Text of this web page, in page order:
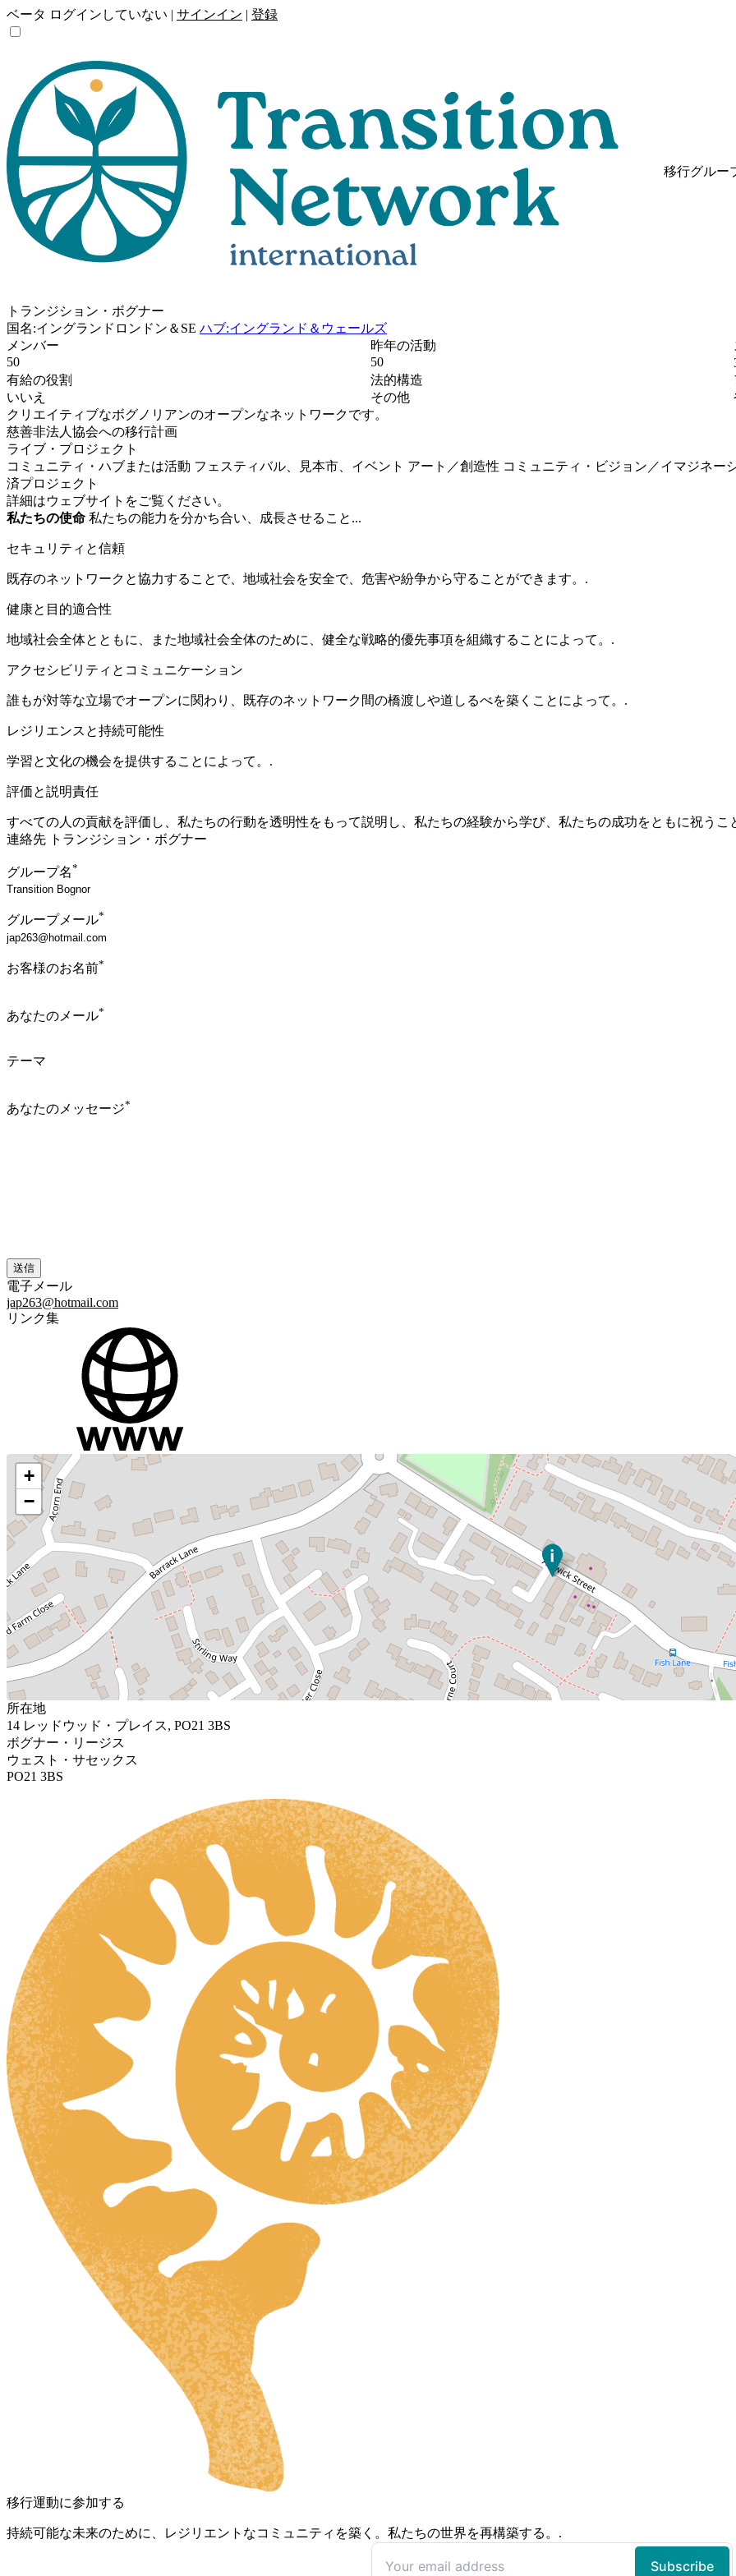
ベータ ログインしていない | サインイン | 登録
移行グルー
トランジション・ボグナー
国名:イングランドロンドン＆SE ハブ:イングランド＆ウェールズ
メンバー
50
昨年の活動
50
有給の役割
いいえ
法的構造
その他
クリエイティブなボグノリアンのオープンなネットワークです。
慈善非法人協会への移行計画
ライブ・プロジェクト
コミュニティ・ハブまたは活動 フェスティバル、見本市、イベント アート／創造性 コミュニティ・ビジョン／イマジネー
済プロジェクト
詳細はウェブサイトをご覧ください。
私たちの使命 私たちの能力を分かち合い、成長させること...
セキュリティと信頼
既存のネットワークと協力することで、地域社会を安全で、危害や紛争から守ることができます。.
健康と目的適合性
地域社会全体とともに、また地域社会全体のために、健全な戦略的優先事項を組織することによって。.
アクセシビリティとコミュニケーション
誰もが対等な立場でオープンに関わり、既存のネットワーク間の橋渡しや道しるべを築くことによって。.
レジリエンスと持続可能性
学習と文化の機会を提供することによって。.
評価と説明責任
すべての人の貢献を評価し、私たちの行動を透明性をもって説明し、私たちの経験から学び、私たちの成功をともに祝うこ
連絡先 トランジション・ボグナー
グループ名*
グループメール*
お客様のお名前*
あなたのメール*
テーマ
あなたのメッセージ*
電子メール
jap263@hotmail.com
リンク集
+
−
所在地
14 レッドウッド・プレイス, PO21 3BS
ボグナー・リージス
ウェスト・サセックス
PO21 3BS
移行運動に参加する
持続可能な未来のために、レジリエントなコミュニティを築く。私たちの世界を再構築する。.
RU
ZH
HR